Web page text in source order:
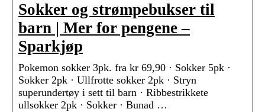
Sokker og strømpebukser til
barn | Mer for pengene –
Sparkjøp
Pokemon sokker 3pk. fra kr 69,90 · Sokker 5pk ·
Sokker 2pk · Ullfrotte sokker 2pk · Stryn
superundertøy i sett til barn · Ribbestrikkete
ullsokker 2pk · Sokker · Bunad …